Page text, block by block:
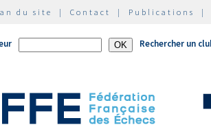
du site | Contact | Publications |
Rechercher un